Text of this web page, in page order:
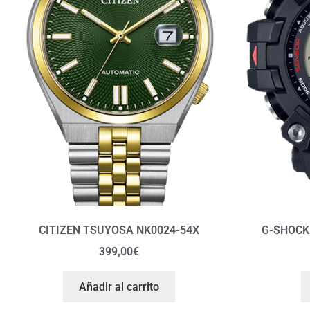
CITIZEN TSUYOSA NK0024-54X
399,00€
Añadir al carrito
G-